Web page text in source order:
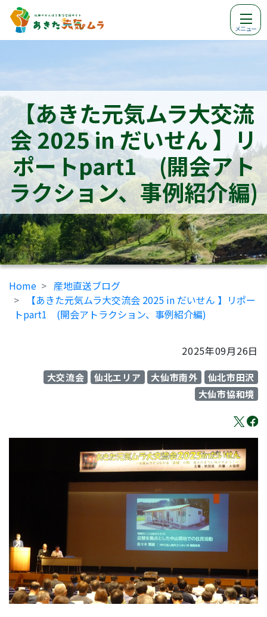
メニュー
【あきた元気ムラ大交流
会 2025 in だいせん 】リ
ポートpart1 (開会アト
ラクション、事例紹介編)
Home
産地直送ブログ
【あきた元気ムラ大交流会 2025 in だいせん 】リポー
トpart1 (開会アトラクション、事例紹介編)
2025年09月26日
大交流会 仙北エリア 大仙市南外
仙北市田沢
大仙市協和境